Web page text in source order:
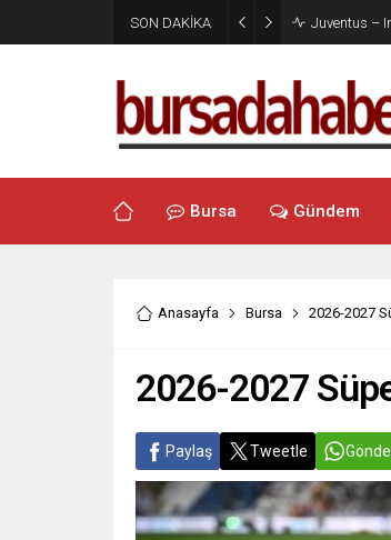
SON DAKİKA Juventus –
Bursa Gündem
Anasayfa Bursa 2026-2027
2026-2027
Paylaş Tweetle